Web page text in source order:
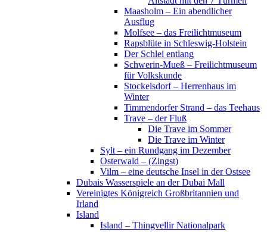
Maasholm – Ein abendlicher
Ausflug
Molfsee – das Freilichtmuseum
Rapsblüte in Schleswig-Holstein
Der Schlei entlang
Schwerin-Mueß – Freilichtmuseum
für Volkskunde
Stockelsdorf – Herrenhaus im
Winter
Timmendorfer Strand – das Teehaus
Trave – der Fluß
Die Trave im Sommer
Die Trave im Winter
Sylt – ein Rundgang im Dezember
Osterwald – (Zingst)
Vilm – eine deutsche Insel in der Ostsee
Dubais Wasserspiele an der Dubai Mall
Vereinigtes Königreich Großbritannien und
Irland
Island
Island – Thingvellir Nationalpark